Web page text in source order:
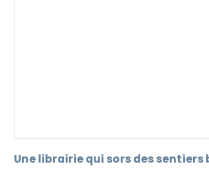
Une librairie qui sors des